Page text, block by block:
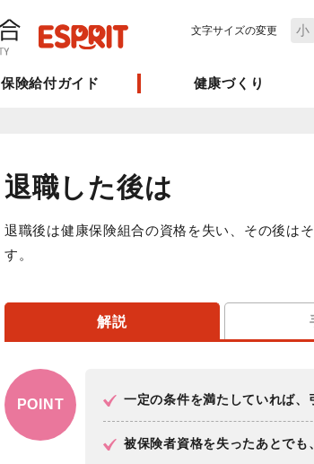
文字サイズの変更 小
保険給付ガイド 健康づくり
退職した後は
退職後は健康保険組合の資格を失い、その後は
す。
解説
POINT 一定の条件を満たしていれば、
被保険者資格を失ったあとでも